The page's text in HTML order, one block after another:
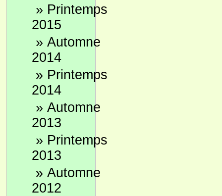
» Printemps
2015
» Automne
2014
» Printemps
2014
» Automne
2013
» Printemps
2013
» Automne
2012